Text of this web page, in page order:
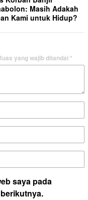
Masih Adakah
Kami untuk Hidup?
yang wajib ditandai*
saya pada